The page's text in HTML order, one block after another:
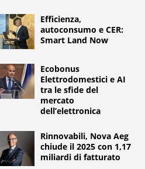
Efficienza,
autoconsumo e CER:
Smart Land Now
Ecobonus
Elettrodomestici e AI
tra le sfide del
mercato
dell’elettronica
Rinnovabili, Nova Aeg
chiude il 2025 con 1,17
miliardi di fatturato